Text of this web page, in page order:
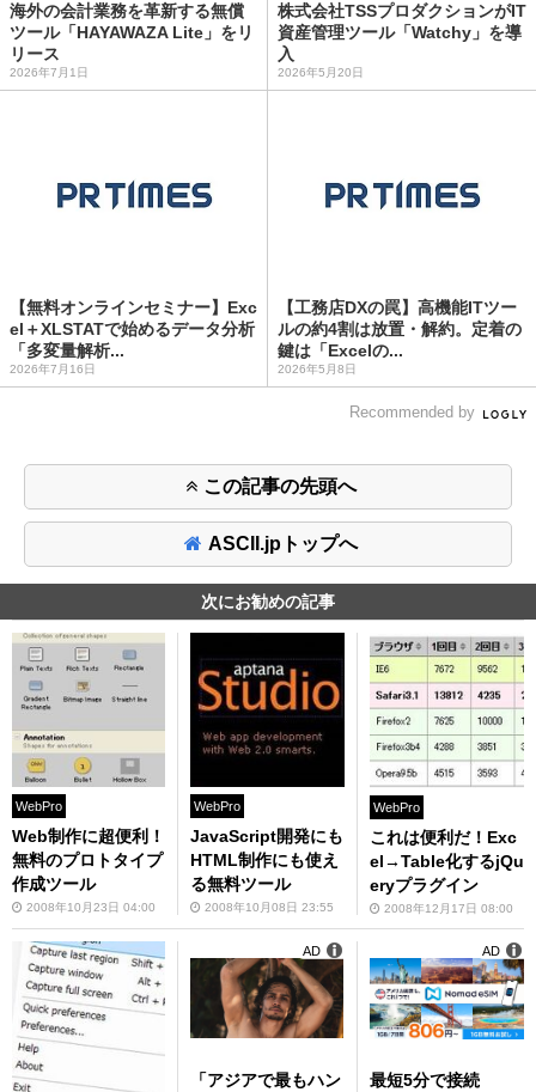
海外の会計業務を革新する無償
ツール「HAYAWAZA Lite」をリ
リース
2026年7月1日
株式会社TSSプロダクションがIT
資産管理ツール「Watchy」を導
入
2026年5月20日
【無料オンラインセミナー】Exc
el＋XLSTATで始めるデータ分析
「多変量解析...
2026年7月16日
【工務店DXの罠】高機能ITツー
ルの約4割は放置・解約。定着の
鍵は「Excelの...
2026年5月8日
Recommended by
この記事の先頭へ
ASCII.jpトップへ
次にお勧めの記事
WebPro
Web制作に超便利！
無料のプロトタイプ
作成ツール
2008年10月23日 04:00
WebPro
JavaScript開発にも
HTML制作にも使え
る無料ツール
2008年10月08日 23:55
WebPro
これは便利だ！Exc
el→Table化するjQu
eryプラグイン
2008年12月17日 08:00
「アジアで最もハン
AD
最短5分で接続
AD